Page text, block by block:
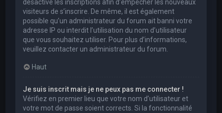
désactivé les inscriptions afin d’empêcher les nouveaux
visiteurs de s’inscrire. De même, il est également
possible qu’un administrateur du forum ait banni votre
adresse IP ou interdit l’utilisation du nom d’utilisateur
que vous souhaitez utiliser. Pour plus d’informations,
veuillez contacter un administrateur du forum.
Haut
Je suis inscrit mais je ne peux pas me connecter !
Vérifiez en premier lieu que votre nom d’utilisateur et
votre mot de passe soient corrects. Si la fonctionnalité